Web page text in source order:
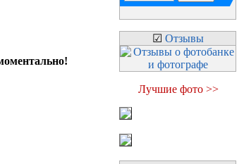
☑ Отзывы
Лучшие фото >>